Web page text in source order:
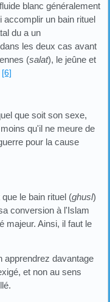
blanc généralement
accomplir un bain rituel
du a un
les deux cas avant
(salat), le jeûne et
[6]
que soit son sexe,
qu'il ne meure de
pour la cause
le bain rituel (ghusl)
conversion à l'Islam
majeur. Ainsi, il faut le
apprendrez davantage
et non au sens